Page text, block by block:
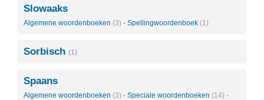
Slowaaks
Algemene woordenboeken (3) · Spellingwoordenboek (1)
Sorbisch (1)
Spaans
Algemene woordenboeken (3) · Speciale woordenboeken (14) ·